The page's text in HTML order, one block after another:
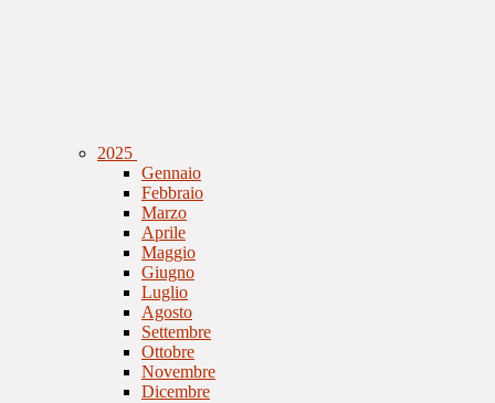
2025
Gennaio
Febbraio
Marzo
Aprile
Maggio
Giugno
Luglio
Agosto
Settembre
Ottobre
Novembre
Dicembre